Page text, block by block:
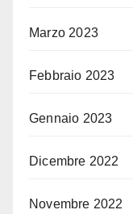
Marzo 2023
Febbraio 2023
Gennaio 2023
Dicembre 2022
Novembre 2022